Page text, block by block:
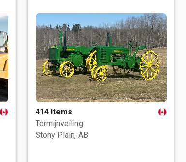
414 Items
Termijnveiling
Stony Plain, AB